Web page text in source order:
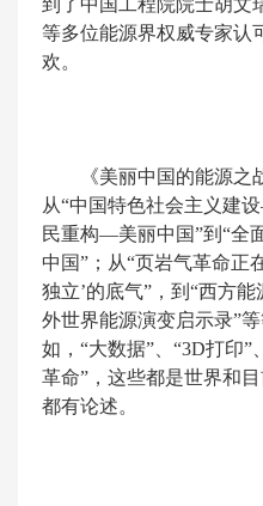
到了中国工程院院士胡文
等多位能源界权威专家认
欢。
《美丽中国的能源
从“中国特色社会主义建
民重构—美丽中国”到“全
中国”；从“页岩气革命正
独立’的底气”，到“西方
外世界能源演变启示录”
如，“大数据”、“3D打印”
革命”，这些都是世界和
都有论述。